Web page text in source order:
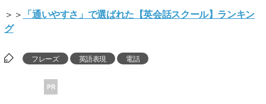
＞＞ 「通いやすさ」で選ばれた【英会話スクール】ランキン
グ
フレーズ 英語表現 電話
PR